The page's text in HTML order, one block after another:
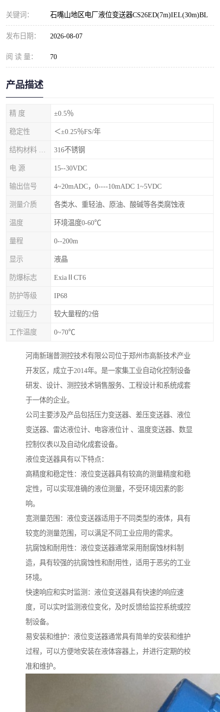
关键词： 石嘴山地区电厂液位变送器CS26ED(7m)IEL(30m)BL
发布日期： 2026-08-07
阅 读 量： 70
产品描述
精 度 ±0.5％
稳定性 ＜±0.25％FS/年
316不锈钢
电 源 15--30VDC
输出信号 4~20mADC，0----10mADC 1~5VDC
测量介质 各类水、重轻油、原油、酸碱等各类腐蚀液
温度 环境温度0-60℃
量程 0--200m
显示 液晶
防爆标志 ExiaⅡCT6
防护等级 IP68
过载压力 较大量程的2倍
工作温度 0~70℃
河南新瑞普测控技术有限公司位于郑州市高新技术产业
开发区，成立于2014年。是一家集工业自动化控制设备
研发、设计、测控技术销售服务、工程设计和系统成套
于一体的企业。
公司主要涉及产品包括压力变送器、差压变送器、液位
变送器、雷达液位计、电容液位计 、温度变送器、数显
控制仪表以及自动化成套设备。
液位变送器具有以下特点：
高精度和稳定性：液位变送器具有较高的测量精度和稳
定性，可以实现准确的液位测量，不受环境因素的影
响。
宽测量范围：液位变送器适用于不同类型的液体，具有
较宽的测量范围，可以满足不同工业应用的需求。
抗腐蚀和耐用性：液位变送器通常采用耐腐蚀材料制
造，具有较强的抗腐蚀性和耐用性，适用于恶劣的工业
环境。
快速响应和实时监测：液位变送器具有快速的响应速
度，可以实时监测液位变化，及时反馈给监控系统或控
制设备。
易安装和维护：液位变送器通常具有简单的安装和维护
过程，可以方便地安装在液体容器上，并进行定期的校
准和维护。